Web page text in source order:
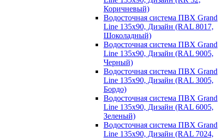
Коричневый)
Водосточная система ПВХ Grand
Line 135х90, Дизайн (RAL 8017,
Шоколадный)
Водосточная система ПВХ Grand
Line 135х90, Дизайн (RAL 9005,
Черный)
Водосточная система ПВХ Grand
Line 135х90, Дизайн (RAL 3005,
Бордо)
Водосточная система ПВХ Grand
Line 135х90, Дизайн (RAL 6005,
Зеленый)
Водосточная система ПВХ Grand
Line 135х90, Дизайн (RAL 7024,